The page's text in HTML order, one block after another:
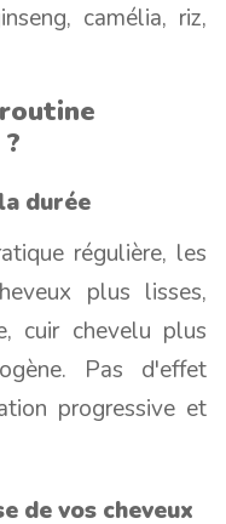
camélia, riz,
durée
régulière, les
plus lisses,
cuir chevelu plus
Pas d'effet
progressive et
de vos cheveux